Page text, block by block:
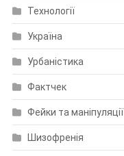
Технології
Україна
Урбаністика
Фактчек
Фейки та маніпуляції
Шизофренія